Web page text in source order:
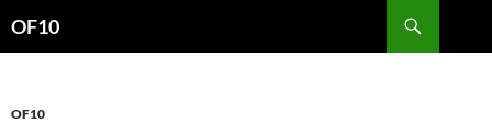
OF10
OF10